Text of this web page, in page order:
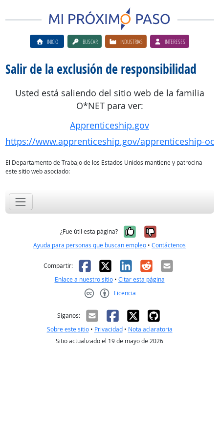
INICIO BUSCAR INDUSTRIAS INTERESES
Salir de la exclusión de responsibilidad
Usted está saliendo del sitio web de la familia
O*NET para ver:
Apprenticeship.gov
https://www.apprenticeship.gov/apprenticeship-
El Departamento de Trabajo de los Estados Unidos mantiene y patrocina
este sitio web asociado:
¿Fue útil esta página? Sí, fue útil
No, no fue
Ayuda para personas que buscan empleo • Contáctenos
Compartir: Facebook
X LinkedIn
RedditCorreo
Enlace a nuestro sitio• Citar esta página
Licencia
Síganos:
Sobre este sitio• Privacidad• Nota aclaratoria
Sitio actualizado el 19 de mayo de 2026